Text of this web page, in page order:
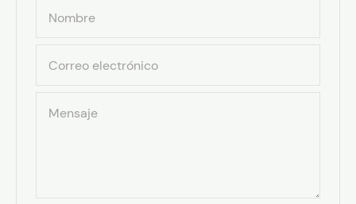
Nombre
Correo electrónico
Mensaje